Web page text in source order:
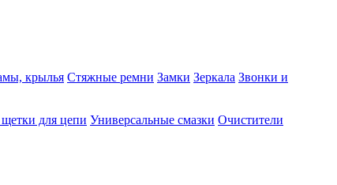
крылья Стяжные ремни Замки Зеркала Звонки и
для цепи Универсальные смазки Очистители